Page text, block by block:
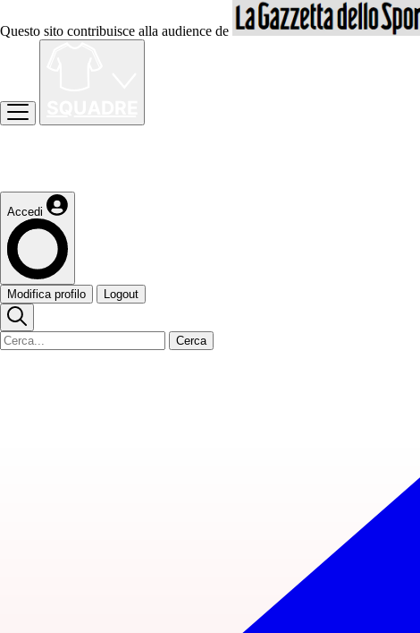
Questo sito contribuisce alla audience de
Accedi
Modifica profilo Logout
Cerca